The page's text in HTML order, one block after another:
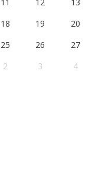
18 19
20
25 26
27
2 3 4